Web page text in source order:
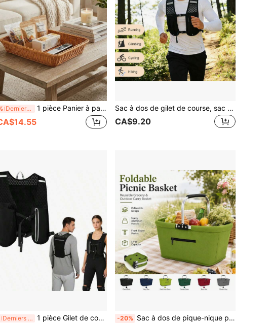
Derniers 3 jours 1 pièce Panier à pain rectangulaire en rotin – Plateau de service tressé naturel pour fruits/en-cas/noix, panier de rangement et d'affichage de style rustique de ferme pour la cuisine/table à manger, excellent cadeau de pendaison de crémaillère, paniers de rangement élégants Sac à dos de gilet de course, sac à dos de gilet d'hydratation | Gilet de course léger et respirant | Bretelles réglables | Poches de grande capacité, unisexe
CA$9.20
Derniers 3 jours 1 pièce Gilet de course unisexe, Gilet d'hydratation à sangle de poitrine réglable, Sac d'hydratation Camel léger et respirant, Convient pour le marathon, la course en sentier, la randonnée, le cyclisme
-20% Sac à dos de pique-nique portable isotherme pour l'extérieur, grande capacité, matériau épais et durable, imperméable et résistant aux rayures, pliable et léger, résistant aux déchirures, convient pour le camping, les voyages en voiture, la randonnée et les activités de plein air, équipement de voyage essentiel